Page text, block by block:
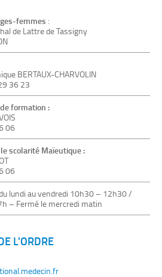
femmes :
de Lattre de Tassigny
BERTAUX-CHARVOLIN
36 23
formation :
06
scolarité Maïeutique :
06
lundi au vendredi 10h30 – 12h30 /
– Fermé le mercredi matin
L'ORDRE